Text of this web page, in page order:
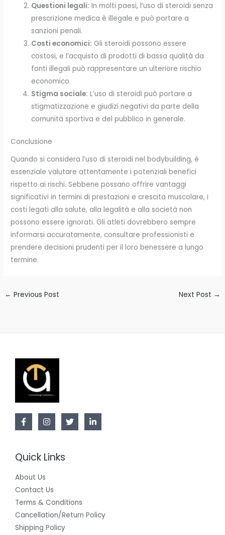
Questioni legali: In molti paesi, l’uso di steroidi senza
prescrizione medica è illegale e può portare a
sanzioni penali.
Costi economici: Gli steroidi possono essere
costosi, e l’acquisto di prodotti di bassa qualità da
fonti illegali può rappresentare un ulteriore rischio
economico.
Stigma sociale: L’uso di steroidi può portare a
stigmatizzazione e giudizi negativi da parte della
comunità sportiva e del pubblico in generale.
Conclusione
Quando si considera l’uso di steroidi nel bodybuilding, è
essenziale valutare attentamente i potenziali benefici
rispetto ai rischi. Sebbene possano offrire vantaggi
significativi in termini di prestazioni e crescita muscolare, i
costi legati alla salute, alla legalità e alla società non
possono essere ignorati. Gli atleti dovrebbero sempre
informarsi accuratamente, consultare professionisti e
prendere decisioni prudenti per il loro benessere a lungo
termine.
← Previous Post Next Post →
Quick Links
About Us
Contact Us
Terms & Conditions
Cancellation/Return Policy
Shipping Policy